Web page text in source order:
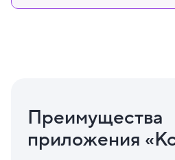
Преимущества
приложения